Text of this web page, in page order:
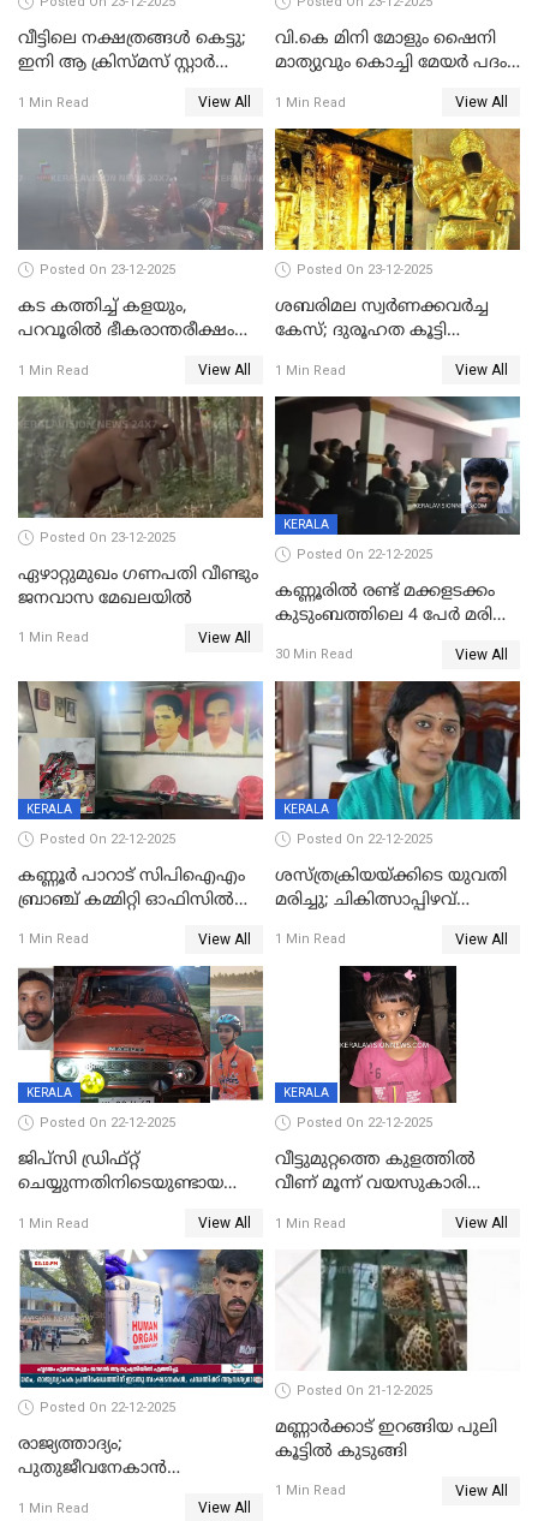
വീട്ടിലെ നക്ഷത്രങ്ങൾ കെട്ടു;
ഇനി ആ ക്രിസ്മസ് സ്റ്റാർ
വേണ്ടിയുള്ള
പിടിവലിക്കിടയിൽ
അപ്പൂപ്പനെതിരെ പോക്സോ
കേസ് ഒടുവിൽ 4 ജീവനുകൾ
പൊലിഞ്ഞു
1 Min Read View All
വി.കെ മിനി മോളും ഷൈനി
മാത്യുവും കൊച്ചി മേയർ പദം
മേയറാകില്ല
1 Min Read View All
Posted On 23-12-2025
കട കത്തിച്ച് കളയും,
പറവൂരില്‍ ഭീകരാന്തരീക്ഷം
1 Min Read View All
Posted On 23-12-2025
ശബരിമല സ്വര്‍ണക്കവര്‍ച്ച
കേസ്; ദുരൂഹത കൂട്ടി
1 Min Read View All
Posted On 23-12-2025
ഏഴാറ്റുമുഖം ഗണപതി വീണ്ടും
ജനവാസ മേഖലയിൽ
1 Min Read View All
KERALA
Posted On 22-12-2025
കണ്ണൂരിൽ രണ്ട് മക്കളടക്കം
കുടുംബത്തിലെ 4 പേർ മരിച്ച
30 Min Read View All
KERALA
Posted On 22-12-2025
കണ്ണൂർ പാറാട് സിപിഐഎം
ബ്രാഞ്ച് കമ്മിറ്റി ഓഫിസിൽ
ചിത്രങ്ങളടക്കം കത്തിയ
നിലയിൽ
1 Min Read View All
KERALA
Posted On 22-12-2025
ശസ്ത്രക്രിയയ്‌ക്കിടെ യുവതി
മരിച്ചു; ചികിത്സാപ്പിഴവ്
സംഭവം മാവേലിക്കരയിൽ
1 Min Read View All
KERALA
Posted On 22-12-2025
ജിപ്സി ഡ്രിഫ്റ്റ്
ചെയ്യുന്നതിനിടെയുണ്ടായ
ദാരുണാന്ത്യം; ജീപ്സി
ഓടിച്ചയാൾ അറസ്റ്റിൽ.
1 Min Read View All
KERALA
Posted On 22-12-2025
വീട്ടുമുറ്റത്തെ കുളത്തിൽ
വീണ് മൂന്ന് വയസുകാരി
1 Min Read View All
Posted On 22-12-2025
രാജ്യത്താദ്യം;
പുതുജീവനേകാൻ
എറണാകുളം സർക്കാർ
1 Min Read View All
Posted On 21-12-2025
മണ്ണാർക്കാട് ഇറങ്ങിയ പുലി
കൂട്ടിൽ കുടുങ്ങി
1 Min Read View All